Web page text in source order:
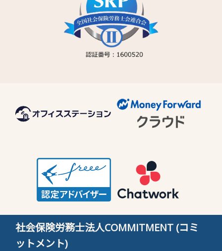
社会保険労務士法人COMMITMENT (コミ
ットメント)